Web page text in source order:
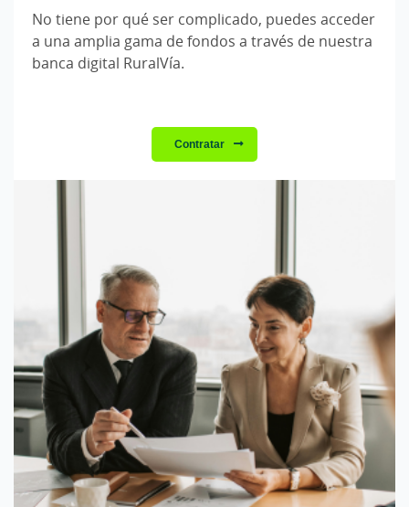
No tiene por qué ser complicado, puedes acceder
a una amplia gama de fondos a través de nuestra
banca digital RuralVía.
Contratar